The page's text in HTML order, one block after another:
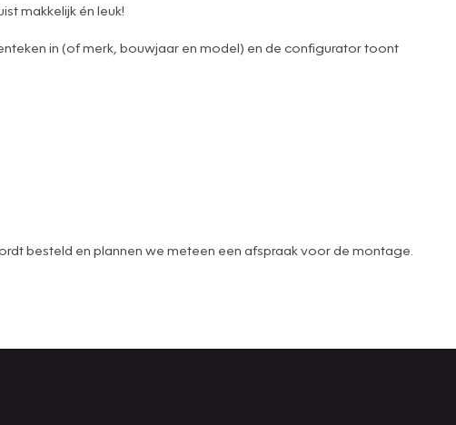
makkelijk én leuk!
in (of merk, bouwjaar en model) en de configurator toont
besteld en plannen we meteen een afspraak voor de montage.